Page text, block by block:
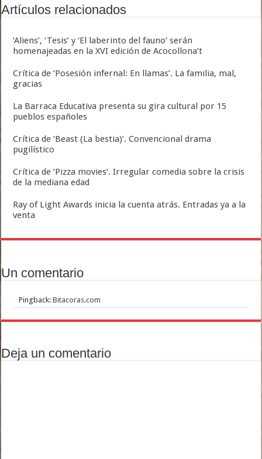
Artículos relacionados
‘Aliens’, ‘Tesis’ y ‘El laberinto del fauno’ serán
homenajeadas en la XVI edición de Acocollona’t
Crítica de ‘Posesión infernal: En llamas’. La familia, mal,
gracias
La Barraca Educativa presenta su gira cultural por 15
pueblos españoles
Crítica de ‘Beast (La bestia)’. Convencional drama
pugilístico
Crítica de ‘Pizza movies’. Irregular comedia sobre la crisis
de la mediana edad
Ray of Light Awards inicia la cuenta atrás. Entradas ya a la
venta
Un comentario
Pingback:Bitacoras.com
Deja un comentario